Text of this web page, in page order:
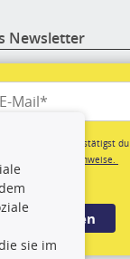
Newsletter
der Anmeldung bestätigst du
Datenschutzhinweise.
Anmelden
sie im